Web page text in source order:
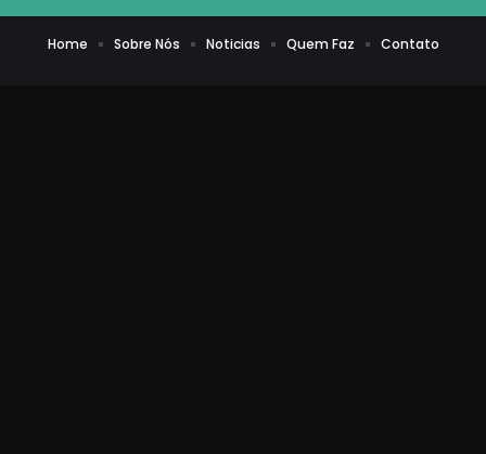
Home Sobre Nós Noticias Quem Faz Contato